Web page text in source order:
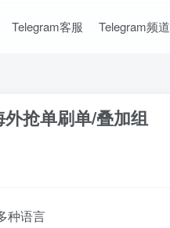
Telegram客服 Telegram频道
抢单刷单/叠加组
种语言